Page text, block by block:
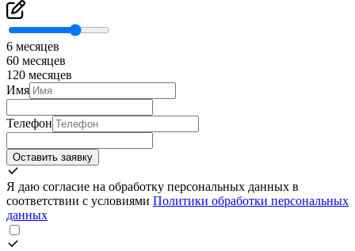
6 месяцев
60 месяцев
120 месяцев
Имя
Телефон
Оставить заявку
Я даю согласие на обработку персональных данных в
соответствии с условиями Политики обработки персональных
данных